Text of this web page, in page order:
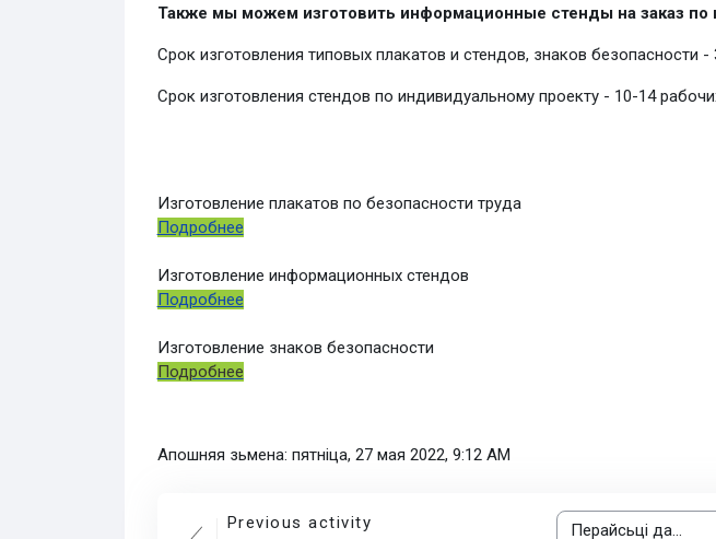
Также мы можем изготовить информационные стенды на заказ по
Срок изготовления типовых плакатов и стендов, знаков безопасности -
Срок изготовления стендов по индивидуальному проекту - 10-14
Изготовление плакатов по безопасности труда
Подробнее
Изготовление информационных стендов
Подробнее
Изготовление знаков безопасности
Подробнее
Апошняя зьмена: пятніца, 27 мая 2022, 9:12 AM
Previous activity